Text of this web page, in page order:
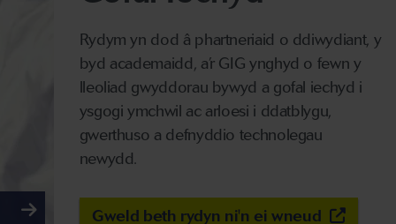
Rydym yn dod â phartneriaid o ddiwydiant, y
byd academaidd, a’r GIG ynghyd o fewn y
lleoliad gwyddorau bywyd a gofal iechyd i
ysgogi ymchwil ac arloesi i ddatblygu,
gwerthuso a defnyddio technolegau
newydd.
Gweld beth rydyn ni'n ei wneud